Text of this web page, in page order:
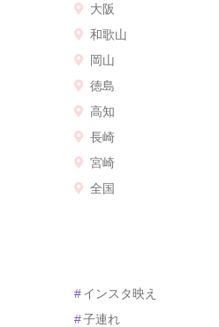
大阪
和歌山
岡山
徳島
高知
長崎
宮崎
全国
#インスタ映え
#子連れ